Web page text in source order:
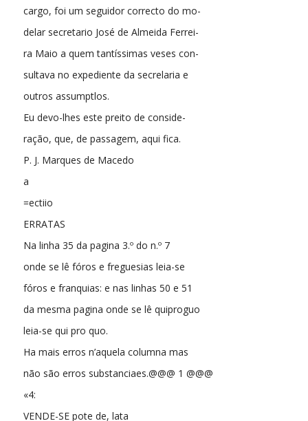
cargo, foi um seguidor correcto do mo-
delar secretario José de Almeida Ferrei-
ra Maio a quem tantíssimas veses con-
sultava no expediente da secrelaria e
outros assumptlos.
Eu devo-lhes este preito de conside-
ração, que, de passagem, aqui fica.
P. J. Marques de Macedo
a
=ectiio
ERRATAS
Na linha 35 da pagina 3.º do n.º 7
onde se lê fóros e freguesias leia-se
fóros e franquias: e nas linhas 50 e 51
da mesma pagina onde se lê quiproguo
leia-se qui pro quo.
Ha mais erros n’aquela columna mas
não são erros substanciaes.@@@ 1 @@@
«4:
VENDE-SE pote de, lata